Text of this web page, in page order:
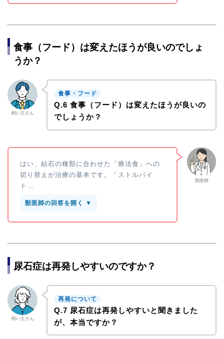
食事（フード）は変えたほうが良いのでしょ
うか？
飼い主さん
食事・フード
Q.6 食事（フード）は変えたほうが良いの
でしょうか？
獣医師
はい、結石の種類に合わせた「療法食」への
切り替えが治療の基本です。「ストルバイ
ト…
獣医師の回答を開く ▼
尿石症は再発しやすいのですか？
飼い主さん
再発について
Q.7 尿石症は再発しやすいと聞きました
が、本当ですか？